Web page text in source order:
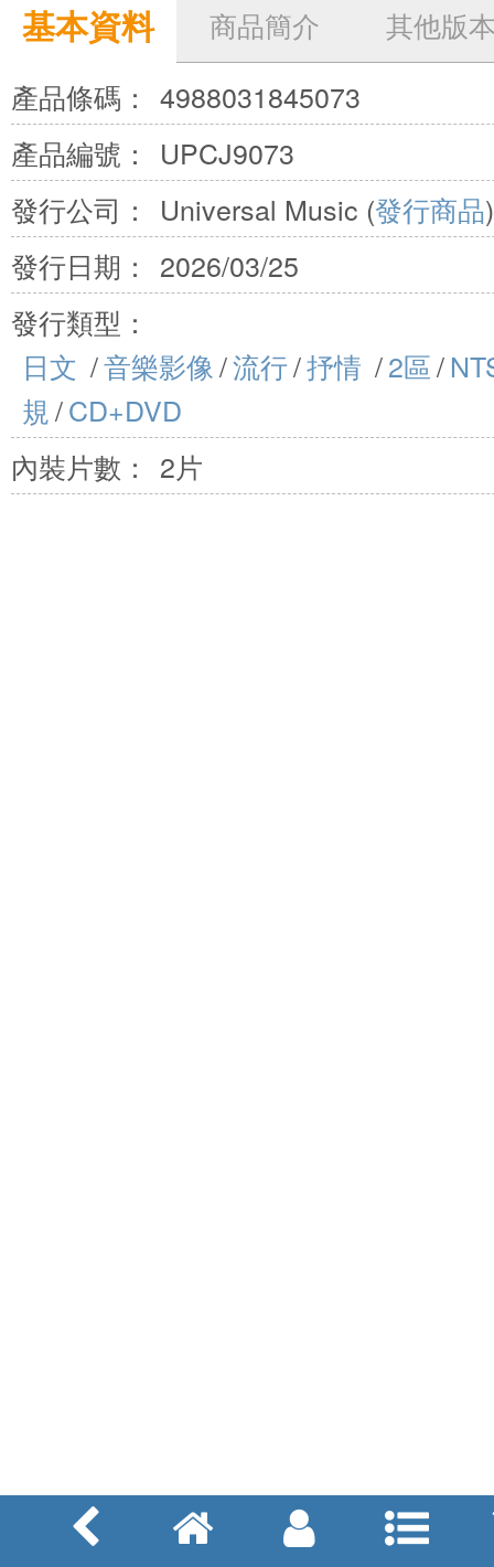
基本資料 商品簡介
其他版
產品條碼： 4988031845073
產品編號：
UPCJ9073
發行公司：
Universal Music (發行商品)
發行日期：
2026/03/25
發行類型：
日文 /音樂影像/流行/抒情 /2區/
規/CD+DVD
內裝片數：
2片